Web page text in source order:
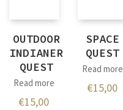
OUTDOOR
INDIANER
QUEST
Read more
€15,00
SPACE
QUEST
Read more
€15,00